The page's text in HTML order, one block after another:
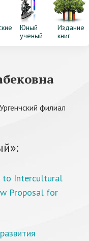
Юный
ученый
Издание
книг
филиал
to Intercultural
Proposal for